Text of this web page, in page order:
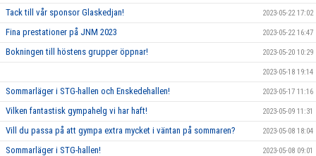
Tack till vår sponsor Glaskedjan! 2023-05-22 17:02
Fina prestationer på JNM 2023 2023-05-22 16:47
Bokningen till höstens grupper öppnar! 2023-05-20 10:29
2023-05-18 19:14
Sommarläger i STG-hallen och Enskedehallen! 2023-05-17 11:16
Vilken fantastisk gympahelg vi har haft! 2023-05-09 11:31
Vill du passa på att gympa extra mycket i väntan på sommaren? 2023-05-08 18:04
Sommarläger i STG-hallen! 2023-05-08 09:01